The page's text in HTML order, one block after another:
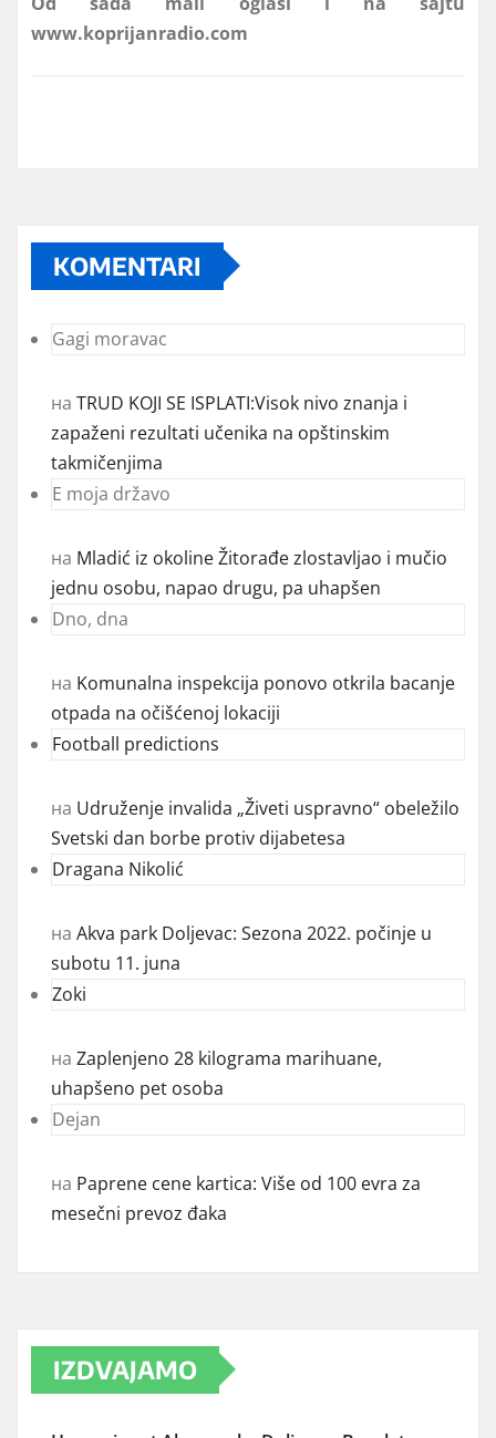
KOMENTARI
Gagi moravac
на TRUD KOJI SE ISPLATI:Visok nivo znanja i
zapaženi rezultati učenika na opštinskim
takmičenjima
E moja državo
на Mladić iz okoline Žitorađe zlostavljao i mučio
jednu osobu, napao drugu, pa uhapšen
Dno, dna
на Komunalna inspekcija ponovo otkrila bacanje
otpada na očišćenoj lokaciji
Football predictions
на Udruženje invalida „Živeti uspravno“ obeležilo
Svetski dan borbe protiv dijabetesa
Dragana Nikolić
на Akva park Doljevac: Sezona 2022. počinje u
subotu 11. juna
Zoki
на Zaplenjeno 28 kilograma marihuane,
uhapšeno pet osoba
Dejan
на Paprene cene kartica: Više od 100 evra za
mesečni prevoz đaka
IZDVAJAMO